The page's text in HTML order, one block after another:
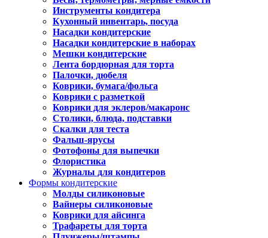
Инструменты кондитера
Кухонный инвентарь, посуда
Насадки кондитерские
Насадки кондитерские в наборах
Мешки кондитерские
Лента бордюрная для торта
Палочки, дюбеля
Коврики, бумага/фольга
Коврики с разметкой
Коврики для эклеров/макаронс
Столики, блюда, подставки
Скалки для теста
Фальш-ярусы
Фотофоны для выпечки
Флористика
Журналы для кондитеров
Формы кондитерские
Молды силиконовые
Вайнеры силиконовые
Коврики для айсинга
Трафареты для торта